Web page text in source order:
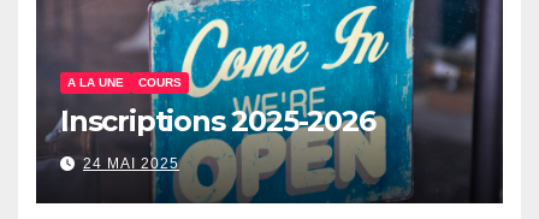
A LA UNE COURS
Inscriptions 2025-2026
24 MAI 2025